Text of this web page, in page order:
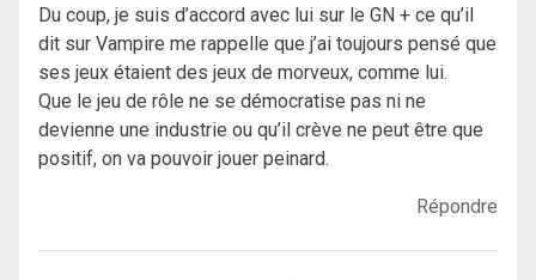
Du coup, je suis d’accord avec lui sur le GN + ce qu’il
dit sur Vampire me rappelle que j’ai toujours pensé que
ses jeux étaient des jeux de morveux, comme lui.
Que le jeu de rôle ne se démocratise pas ni ne
devienne une industrie ou qu’il crève ne peut être que
positif, on va pouvoir jouer peinard.
Répondre